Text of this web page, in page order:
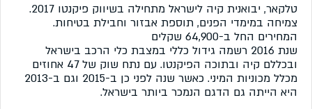
טלקאר, יבואנית קיה לישראל מתחילה בשיווק פיקנטו 2017.
צמיחה במימדי הפנים, תוספת אבזור וחבילת בטיחות.
המחירים החל ב-64,900 שקלים
שנת 2016 רשמה גידול כללי במצבת כלי הרכב בישראל
ובכללם קיה ובתוכה הפיקנטו. עם נתח שוק של 47 אחוזים
מכלל מכוניות המיני. כאשר שנה לפני כן ב-2015 וגם ב-2013
היא הייתה גם הדגם הנמכר ביותר בישראל.